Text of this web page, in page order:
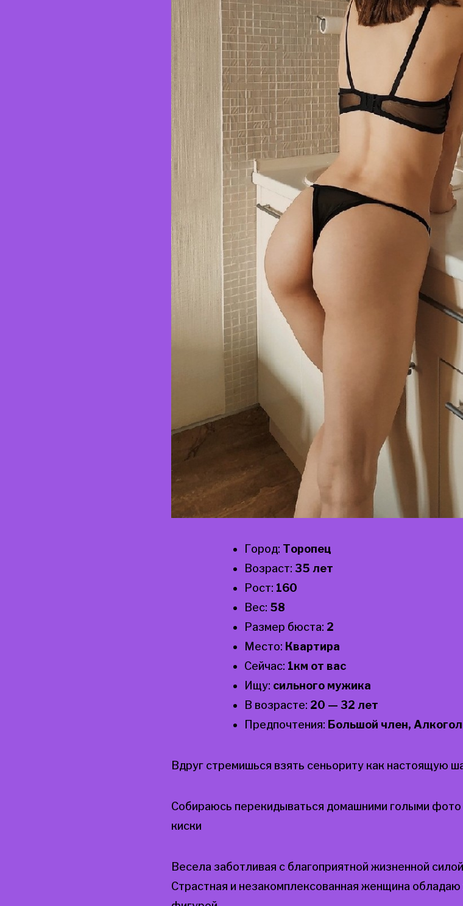
Город: Торопец
Возраст: 35 лет
Рост: 160
Вес: 58
Размер бюста: 2
Место: Квартира
Сейчас: 1км от вас
Ищу: сильного мужика
В возрасте: 20 — 32 лет
Предпочтения: Большой член,
Вдруг стремишься взять сеньориту как настоящую
Собираюсь перекидываться домашними голыми
киски
Bесела заботливая с благоприятной жизненной силой
Страстная и незакомплексованная женщина